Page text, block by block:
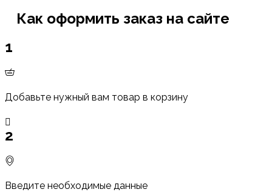
Как оформить заказ на сайте
1
Добавьте нужный вам товар в корзину
2
Введите необходимые данные